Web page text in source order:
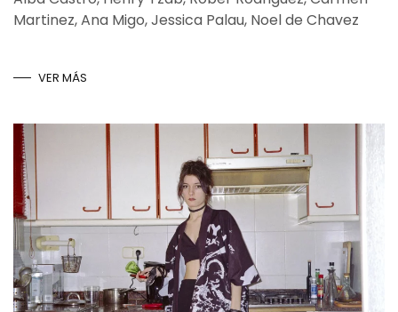
Martinez, Ana Migo, Jessica Palau, Noel de Chavez
VER MÁS